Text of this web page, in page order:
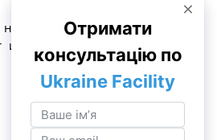
новые функции. Кроме
как на